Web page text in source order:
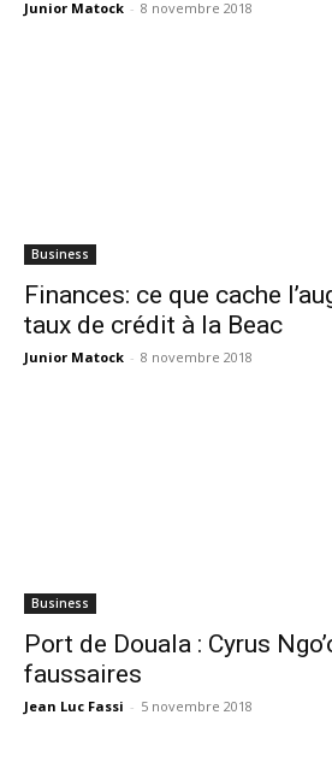
Junior Matock - 8 novembre 2018
Business
Finances: ce que cache
taux de crédit à la Beac
Junior Matock - 8 novembre 2018
Business
Port de Douala : Cyrus
faussaires
Jean Luc Fassi - 5 novembre 2018